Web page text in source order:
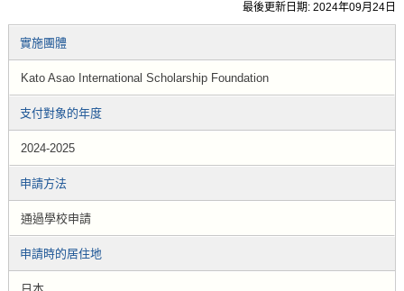
最後更新日期: 2024年09月24日
實施團體
Kato Asao International Scholarship Foundation
支付對象的年度
2024-2025
申請方法
通過學校申請
申請時的居住地